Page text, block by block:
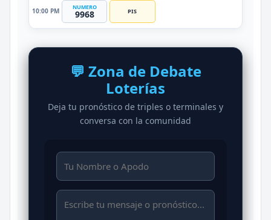
10:00 PM NUMERO
9968 PIS
💬 Zona de Debate
Loterías
Deja tu pronóstico de triples o terminales y
conversa con la comunidad